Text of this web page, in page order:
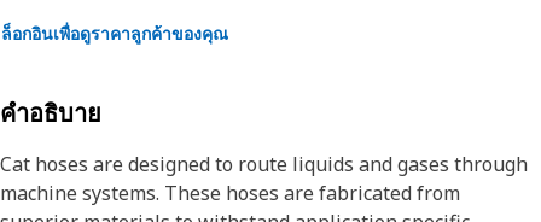
ล็อกอินเพื่อดูราคาลูกค้าของคุณ
คำอธิบาย
Cat hoses are designed to route liquids and gases through
machine systems. These hoses are fabricated from